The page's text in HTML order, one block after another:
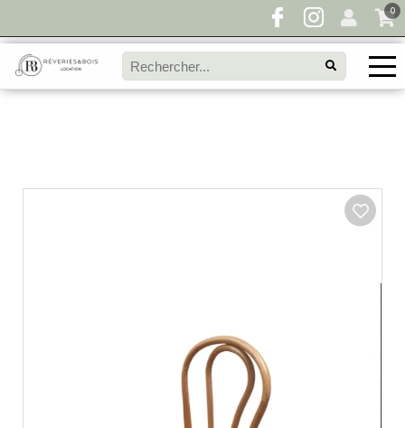
0
Pour toute demande de disponibilité, remplissez